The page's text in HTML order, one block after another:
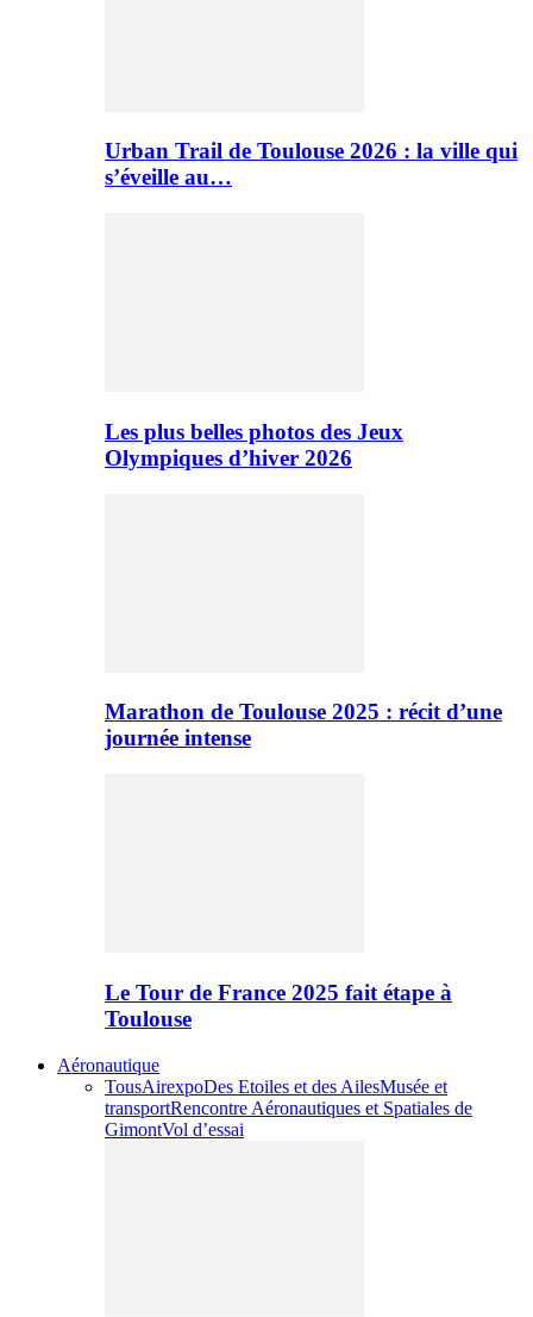
Urban Trail de Toulouse 2026 : la ville qui
s’éveille au…
Les plus belles photos des Jeux
Olympiques d’hiver 2026
Marathon de Toulouse 2025 : récit d’une
journée intense
Le Tour de France 2025 fait étape à
Toulouse
Aéronautique
TousAirexpoDes Etoiles et des AilesMusée et
transportRencontre Aéronautiques et Spatiales de
GimontVol d’essai